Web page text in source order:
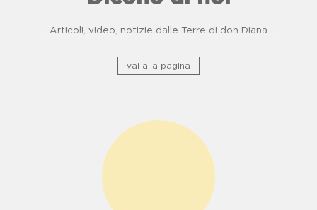
Articoli, video, notizie dalle Terre di don Diana
vai alla pagina